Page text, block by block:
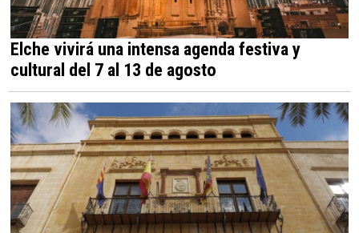
Elche vivirá una intensa agenda festiva y
cultural del 7 al 13 de agosto